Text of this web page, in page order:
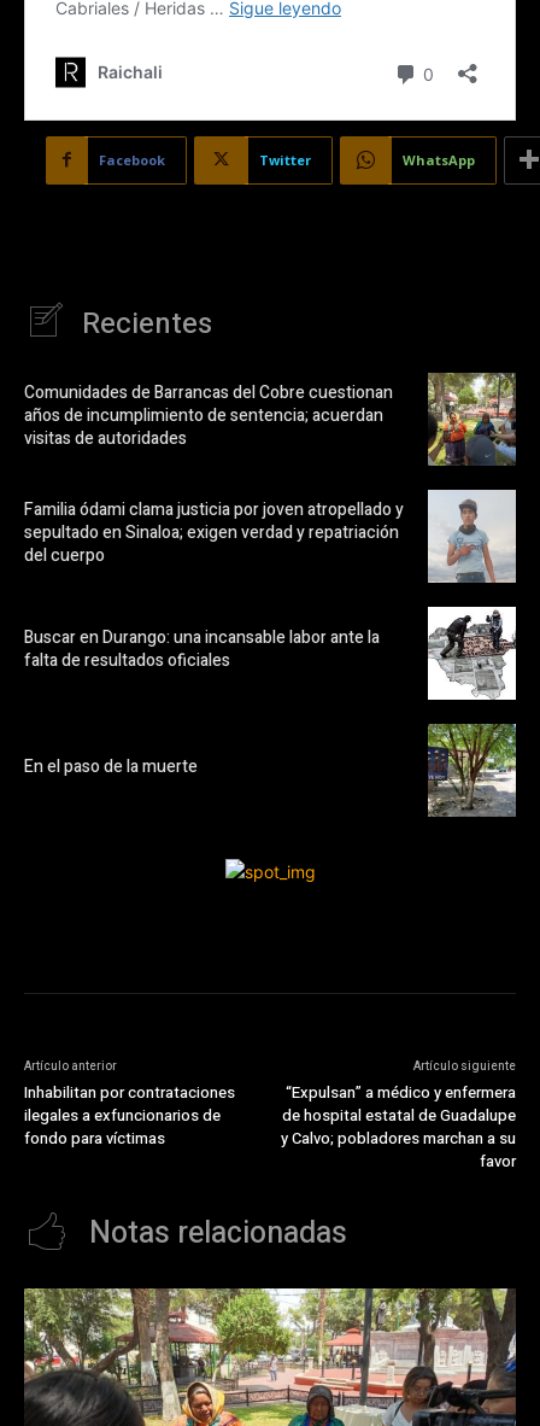
Facebook Twitter WhatsApp
Recientes
Comunidades de Barrancas del Cobre cuestionan
años de incumplimiento de sentencia; acuerdan
visitas de autoridades
Familia ódami clama justicia por joven atropellado y
sepultado en Sinaloa; exigen verdad y repatriación
del cuerpo
Buscar en Durango: una incansable labor ante la
falta de resultados oficiales
En el paso de la muerte
Artículo anterior
Inhabilitan por contrataciones
ilegales a exfuncionarios de
fondo para víctimas
Artículo siguiente
“Expulsan” a médico y enfermera
de hospital estatal de Guadalupe
y Calvo; pobladores marchan a su
favor
Notas relacionadas